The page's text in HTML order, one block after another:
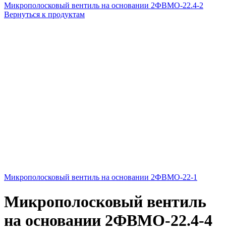
Микрополосковый вентиль на основании 2ФВМO-22.4-2
Вернуться к продуктам
Микрополосковый вентиль на основании 2ФВМO-22-1
Микрополосковый вентиль
на основании 2ФВМO-22.4-4